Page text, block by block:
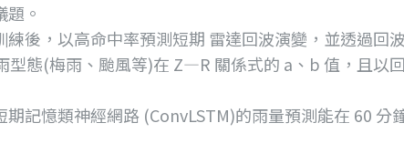
。
後，以高命中率預測短期 雷達回波演變，並透過回
態(梅雨、颱風等)在 Z—R 關係式的 a、b 值，且以
記憶類神經網路 (ConvLSTM)的雨量預測能在 60